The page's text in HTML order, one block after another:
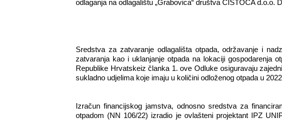
odlaganja na odlagalištu „Grabovica“ društva ČISTOĆA d.o.o.
Sredstva za zatvaranje odlagališta otpada, održavanje i
zatvaranja kao i uklanjanje otpada na lokaciji gospodarenja
Republike Hrvatskeiz članka 1. ove Odluke osiguravaju
sukladno udjelima koje imaju u količini odloženog otpada u
Izračun financijskog jamstva, odnosno sredstva za
otpadom (NN 106/22) izradio je ovlašteni projektant IPZ